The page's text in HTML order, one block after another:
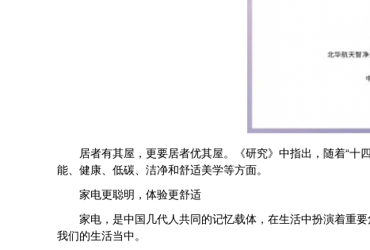
居者有其屋，更要居者优其屋。《研究》中指出，随着“十
能、健康、低碳、洁净和舒适美学等方面。
家电更聪明，体验更舒适
家电，是中国几代人共同的记忆载体，在生活中扮演着重要
我们的生活当中。